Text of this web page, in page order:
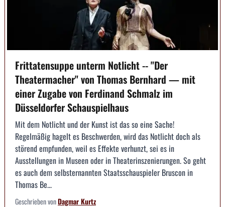
Frittatensuppe unterm Notlicht -- "Der
Theatermacher" von Thomas Bernhard — mit
einer Zugabe von Ferdinand Schmalz im
Düsseldorfer Schauspielhaus
Mit dem Notlicht und der Kunst ist das so eine Sache!
Regelmäßig hagelt es Beschwerden, wird das Notlicht doch als
störend empfunden, weil es Effekte verhunzt, sei es in
Ausstellungen in Museen oder in Theaterinszenierungen. So geht
es auch dem selbsternannten Staatsschauspieler Bruscon in
Thomas Be...
Geschrieben vonDagmar Kurtz